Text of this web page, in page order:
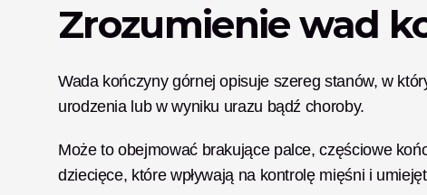
Zrozumienie wad
Wada kończyny górnej opisuje szereg stanów, w
urodzenia lub w wyniku urazu bądź choroby.
Może to obejmować brakujące palce, częściowe
dziecięce, które wpływają na kontrolę mięśni i